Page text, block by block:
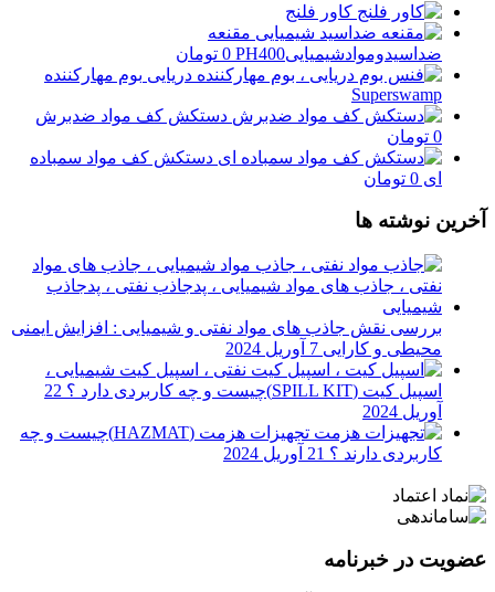
کاور فلنج
مقنعه
ضداسیدوموادشیمیاییPH400
0 تومان
بوم مهارکننده
Superswamp
دستکش کف مواد ضدبرش
0 تومان
دستکش کف مواد سمباده
ای 0 تومان
آخرین نوشته ها
بررسی نقش جاذب های مواد نفتی و شیمیایی : افزایش ایمنی
محیطی و کارایی 7 آوریل 2024
اسپیل کیت (SPILL KIT)چیست و چه کاربردی دارد ؟
22
آوریل 2024
تجهیزات هزمت (HAZMAT)چیست و چه
کاربردی دارند ؟ 21 آوریل 2024
عضویت در خبرنامه